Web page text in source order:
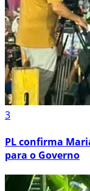
3
PL confirma
para o Governo